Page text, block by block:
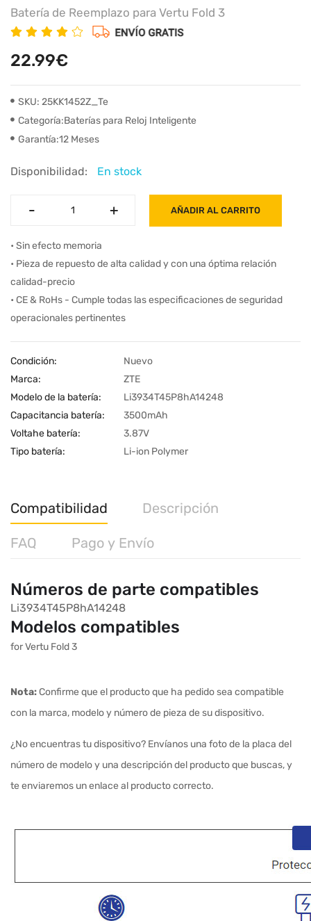
Batería de Reemplazo para Vertu Fold 3
22.99€
SKU: 25KK1452Z_Te
Categoría:Baterías para Reloj Inteligente
Garantía:12 Meses
Disponibilidad: En stock
- +
- + AÑADIR AL CARRITO
• Sin efecto memoria
• Pieza de repuesto de alta calidad y con una óptima relación
calidad-precio
• CE & RoHs - Cumple todas las especificaciones de seguridad
operacionales pertinentes
Condición:
Nuevo
Marca:
ZTE
Modelo de la batería:
Li3934T45P8hA14248
Capacitancia batería:
3500mAh
Voltahe batería:
3.87V
Tipo batería:
Li-ion Polymer
Compatibilidad Descripción
FAQ Pago y Envío
Números de parte compatibles
Li3934T45P8hA14248
Modelos compatibles
for Vertu Fold 3
Nota:Confirme que el producto que ha pedido sea compatible
con la marca, modelo y número de pieza de su dispositivo.
¿No encuentras tu dispositivo? Envíanos una foto de la placa del
número de modelo y una descripción del producto que buscas, y
te enviaremos un enlace al producto correcto.